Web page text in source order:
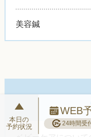
美容鍼
本日の
予約状況
WEB
24時間受